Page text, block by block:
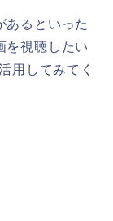
あるといった
を視聴したい
用してみてく